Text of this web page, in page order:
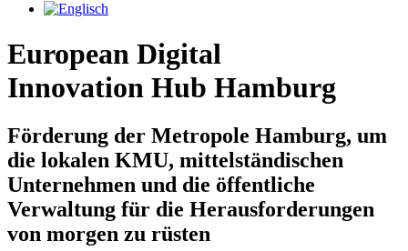
European Digital
Innovation Hub Hamburg
Förderung der Metropole Hamburg, um
die lokalen KMU, mittelständischen
Unternehmen und die öffentliche
Verwaltung für die Herausforderungen
von morgen zu rüsten